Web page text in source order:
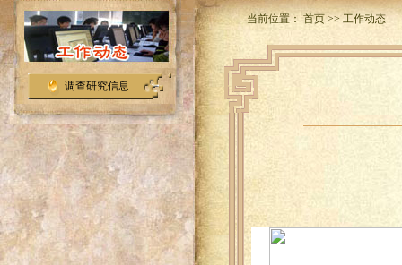
调查研究信息
当前位置： 首页 >> 工作动态